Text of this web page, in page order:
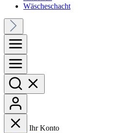
Wäscheschacht
Ihr Konto